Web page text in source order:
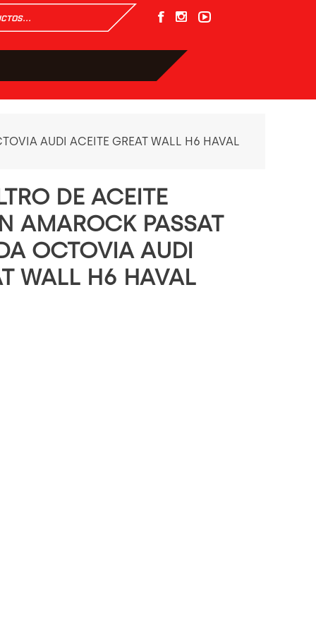
AUDI ACEITE GREAT WALL H6 HAVAL
DE ACEITE
AMAROCK PASSAT
OCTOVIA AUDI
WALL H6 HAVAL